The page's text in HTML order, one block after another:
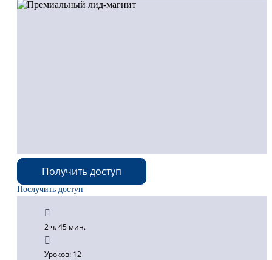
2 ч. 45 мин.
Уроков: 12
Получить доступ
Послучить доступ